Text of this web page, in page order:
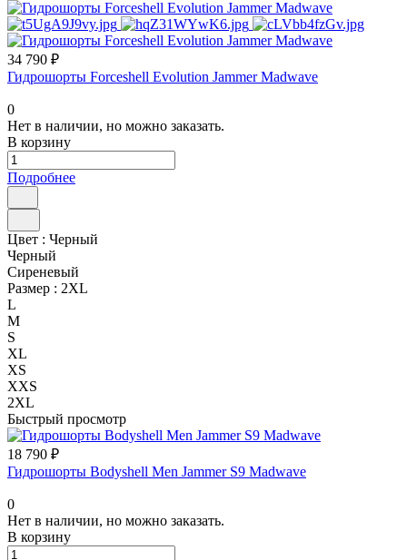
34 790 ₽
Гидрошорты Forceshell Evolution Jammer Madwave
0
Нет в наличии, но можно заказать.
В корзину
Подробнее
Цвет : Черный
Черный
Сиреневый
Размер : 2XL
L
M
S
XL
XS
XXS
2XL
Быстрый просмотр
18 790 ₽
Гидрошорты Bodyshell Men Jammer S9 Madwave
0
Нет в наличии, но можно заказать.
В корзину